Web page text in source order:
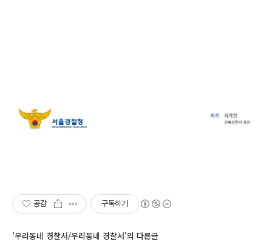
공감 구독하기
'우리동네 경찰서/우리동네 경찰서'의 다른글